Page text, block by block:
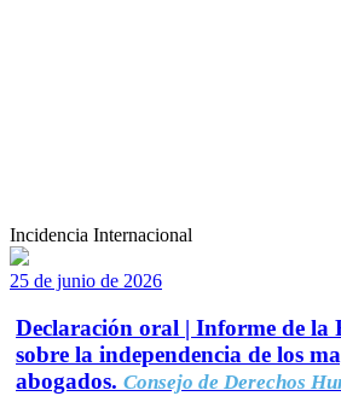
Incidencia Internacional
25 de junio de 2026
Declaración oral | Informe de la
sobre la independencia de los
abogados. Consejo de Derechos